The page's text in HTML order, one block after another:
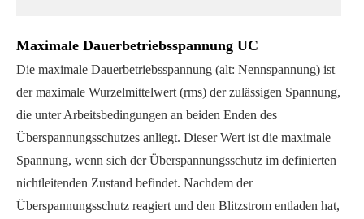
Maximale Dauerbetriebsspannung UC
Die maximale Dauerbetriebsspannung (alt: Nennspannung) ist
der maximale Wurzelmittelwert (rms) der zulässigen Spannung,
die unter Arbeitsbedingungen an beiden Enden des
Überspannungsschutzes anliegt. Dieser Wert ist die maximale
Spannung, wenn sich der Überspannungsschutz im definierten
nichtleitenden Zustand befindet. Nachdem der
Überspannungsschutz reagiert und den Blitzstrom entladen hat,